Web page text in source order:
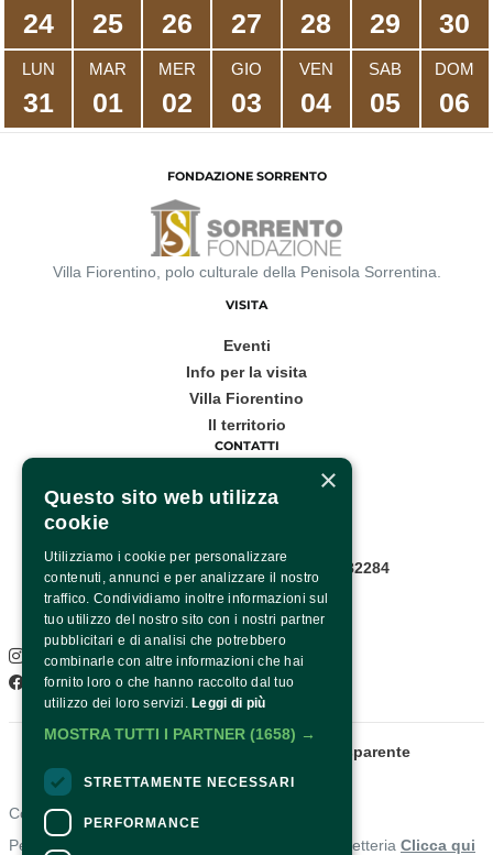
24 25 26 27 28 29 30
LUN
31
MAR
01
MER
02
GIO
03
VEN
04
SAB
05
DOM
06
FONDAZIONE SORRENTO
Villa Fiorentino, polo culturale della Penisola Sorrentina.
VISITA
Eventi
Info per la visita
Villa Fiorentino
Il territorio
CONTATTI
Corso Italia, 53
Infopoint WhatsApp: +39 081 8782284
Pagina contatti
SOCIAL
Instagram
Facebook
Amministrazione trasparente
Contatti
Per informazioni e supporto all'acquisto della biglietteria Clicca qui
×
Questo sito web utilizza
cookie
Utilizziamo i cookie per personalizzare
contenuti, annunci e per analizzare il nostro
traffico. Condividiamo inoltre informazioni sul
tuo utilizzo del nostro sito con i nostri partner
pubblicitari e di analisi che potrebbero
combinarle con altre informazioni che hai
fornito loro o che hanno raccolto dal tuo
utilizzo dei loro servizi. Leggi di più
MOSTRA TUTTI I PARTNER (1658) →
STRETTAMENTE NECESSARI
PERFORMANCE